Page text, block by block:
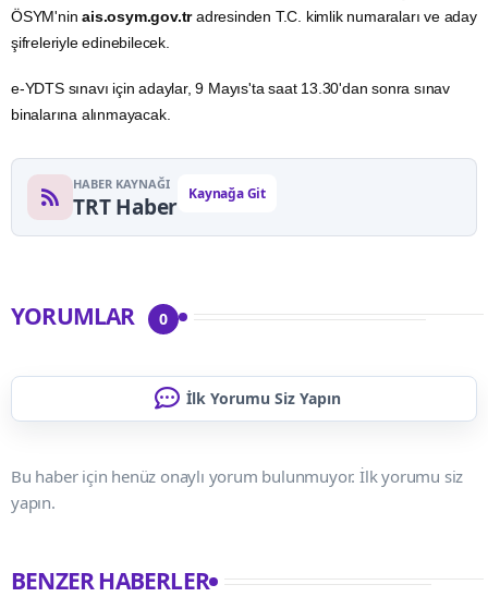
ÖSYM'ninais.osym.gov.tradresinden T.C. kimliknumaraları ve aday
şifreleriyle edinebilecek.
e-YDTS sınavı için adaylar, 9 Mayıs'ta saat 13.30'dan sonra sınav
binalarına alınmayacak.
HABER KAYNAĞI
TRT Haber Kaynağa Git
YORUMLAR 0
İlk Yorumu Siz Yapın
Bu haber için henüz onaylı yorum bulunmuyor. İlk yorumu siz
yapın.
BENZER HABERLER